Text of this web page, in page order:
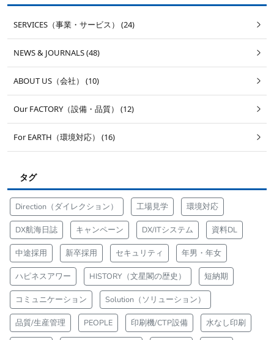
SERVICES（事業・サービス） (24)
NEWS & JOURNALS (48)
ABOUT US（会社） (10)
Our FACTORY（設備・品質） (12)
For EARTH（環境対応） (16)
タグ
Direction（ダイレクション） 工場見学 環境対応
DX航海日誌 キャンペーン DX/ITシステム 資料DL
中途採用 新卒採用 セキュリティ 年男・年女
ハピネスアワー HISTORY（文星閣の歴史） 短納期
コミュニケーション Solution（ソリューション）
品質/生産管理 PEOPLE 印刷機/CTP設備 水なし印刷